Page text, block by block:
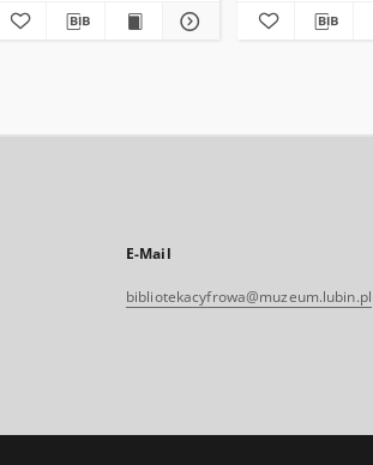
E-Mail
bibliotekacyfrowa@muzeum.lubin.pl